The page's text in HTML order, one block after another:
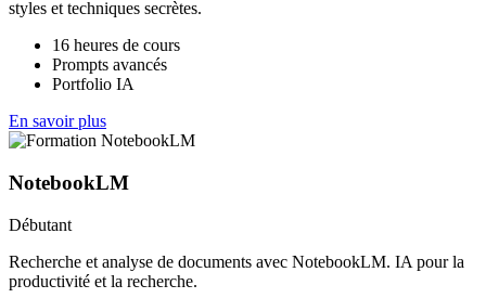
styles et techniques secrètes.
16 heures de cours
Prompts avancés
Portfolio IA
En savoir plus
NotebookLM
Débutant
Recherche et analyse de documents avec NotebookLM. IA pour la
productivité et la recherche.